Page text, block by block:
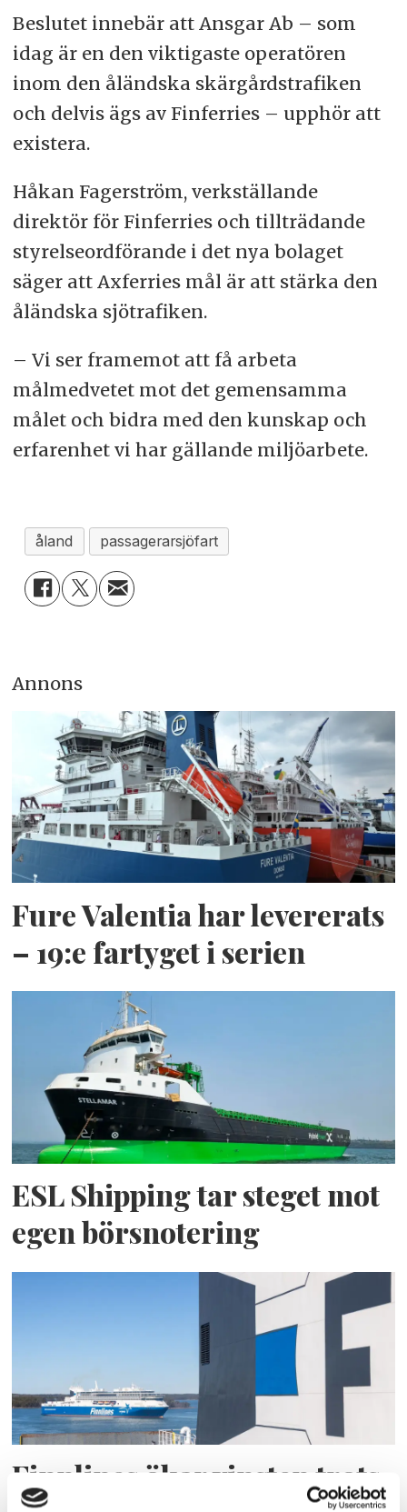
Beslutet innebär att Ansgar Ab – som
idag är en den viktigaste operatören
inom den åländska skärgårdstrafiken
och delvis ägs av Finferries – upphör att
existera.
Håkan Fagerström, verkställande
direktör för Finferries och tillträdande
styrelseordförande i det nya bolaget
säger att Axferries mål är att stärka den
åländska sjötrafiken.
– Vi ser framemot att få arbeta
målmedvetet mot det gemensamma
målet och bidra med den kunskap och
erfarenhet vi har gällande miljöarbete.
åland passagerarsjöfart
Annons
Fure Valentia har levererats
– 19:e fartyget i serien
ESL Shipping tar steget mot
egen börsnotering
Finnlines ökar vinsten trots